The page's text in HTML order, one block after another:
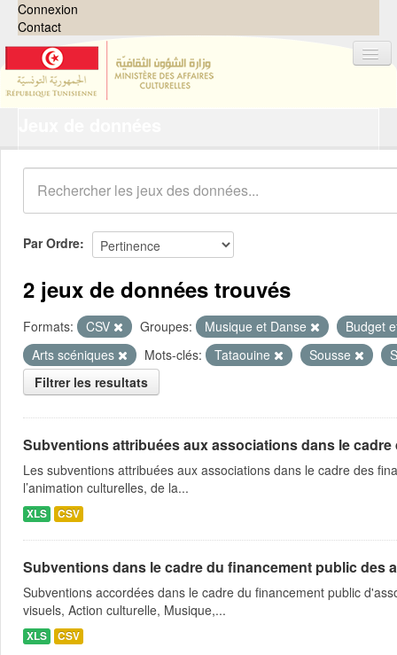
Connexion
Contact
Organisations
Groupes
Demandes 0
À propos
Par Ordre
2 jeux de données trouvés
Formats: CSV Groupes: Musique et Danse
Budget
Arts scéniques
Mots-clés: Tataouine Sousse
Filtrer les resultats
Subventions attribuées aux associations dans le
Les subventions attribuées aux associations dans le cadre des
l’animation culturelles, de la...
XLS CSV
Subventions dans le cadre du financement public des
Subventions accordées dans le cadre du financement public
visuels, Action culturelle, Musique,...
XLS CSV